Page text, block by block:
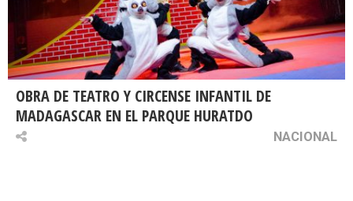
OBRA DE TEATRO Y CIRCENSE INFANTIL DE
MADAGASCAR EN EL PARQUE HURATDO
NACIONAL